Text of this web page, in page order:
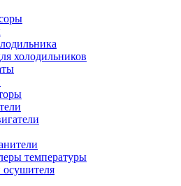
холодильников
температуры